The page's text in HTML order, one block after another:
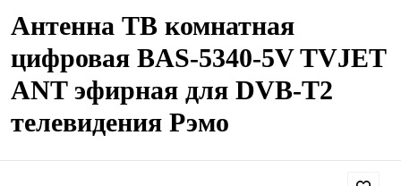
Антенна ТВ комнатная
цифровая BAS-5340-5V TVJET
ANT эфирная для DVB-T2
телевидения Рэмо